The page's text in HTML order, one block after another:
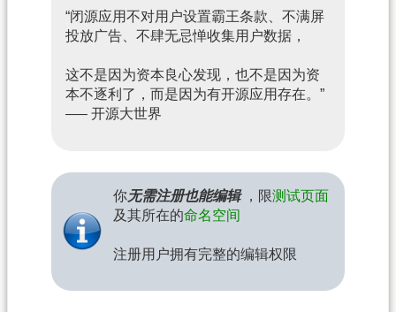
“闭源应用不对用户设置霸王条款、不满屏
投放广告、不肆无忌惮收集用户数据，
这不是因为资本良心发现，也不是因为资
本不逐利了，而是因为有开源应用存在。”
—– 开源大世界
你无需注册也能编辑，限测试页面
及其所在的命名空间
注册用户拥有完整的编辑权限